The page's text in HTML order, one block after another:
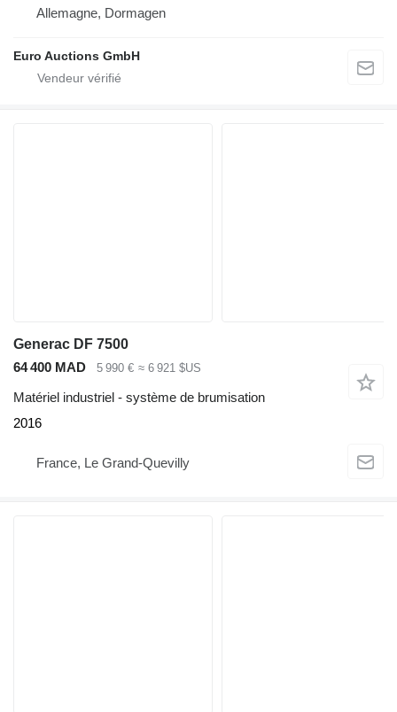
Allemagne, Dormagen
Euro Auctions GmbH
Generac DF 7500
64 400 MAD
5 990 € ≈ 6 921 $US
Matériel industriel - système de brumisation
2016
France, Le Grand-Quevilly